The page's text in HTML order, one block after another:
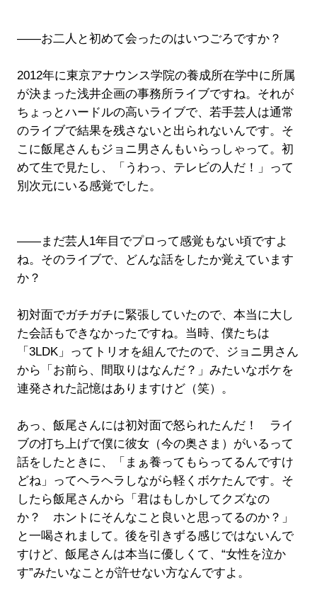
――お二人と初めて会ったのはいつごろですか？
2012年に東京アナウンス学院の養成所在学中に所属
が決まった浅井企画の事務所ライブですね。それが
ちょっとハードルの高いライブで、若手芸人は通常
のライブで結果を残さないと出られないんです。そ
こに飯尾さんもジョニ男さんもいらっしゃって。初
めて生で見たし、「うわっ、テレビの人だ！」って
別次元にいる感覚でした。
――まだ芸人1年目でプロって感覚もない頃ですよ
ね。そのライブで、どんな話をしたか覚えています
か？
初対面でガチガチに緊張していたので、本当に大し
た会話もできなかったですね。当時、僕たちは
「3LDK」ってトリオを組んでたので、ジョニ男さん
から「お前ら、間取りはなんだ？」みたいなボケを
連発された記憶はありますけど（笑）。
あっ、飯尾さんには初対面で怒られたんだ！ ライ
ブの打ち上げで僕に彼女（今の奥さま）がいるって
話をしたときに、「まぁ養ってもらってるんですけ
どね」ってヘラヘラしながら軽くボケたんです。そ
したら飯尾さんから「君はもしかしてクズなの
か？ ホントにそんなこと良いと思ってるのか？」
と一喝されまして。後を引きずる感じではないんで
すけど、飯尾さんは本当に優しくて、“女性を泣か
す”みたいなことが許せない方なんですよ。